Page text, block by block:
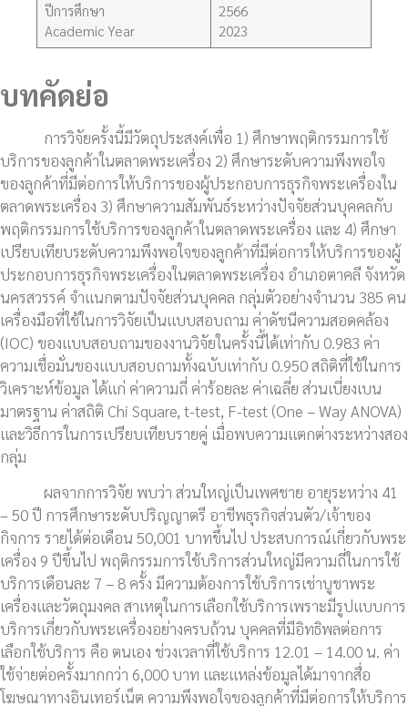
ปีการศึกษา
Academic Year
2566
2023
บทคัดย่อ
การวิจัยครั้งนี้มีวัตถุประสงค์เพื่อ 1) ศึกษาพฤติกรรมการใช้
บริการของลูกค้าในตลาดพระเครื่อง 2) ศึกษาระดับความพึงพอใจ
ของลูกค้าที่มีต่อการให้บริการของผู้ประกอบการธุรกิจพระเครื่องใน
ตลาดพระเครื่อง 3) ศึกษาความสัมพันธ์ระหว่างปัจจัยส่วนบุคคลกับ
พฤติกรรมการใช้บริการของลูกค้าในตลาดพระเครื่อง และ 4) ศึกษา
เปรียบเทียบระดับความพึงพอใจของลูกค้าที่มีต่อการให้บริการของผู้
ประกอบการธุรกิจพระเครื่องในตลาดพระเครื่อง อำเภอตาคลี จังหวัด
นครสวรรค์ จำแนกตามปัจจัยส่วนบุคคล กลุ่มตัวอย่างจำนวน 385 คน
เครื่องมือที่ใช้ในการวิจัยเป็นแบบสอบถาม ค่าดัชนีความสอดคล้อง
(IOC) ของแบบสอบถามของงานวิจัยในครั้งนี้ได้เท่ากับ 0.983 ค่า
ความเชื่อมั่นของแบบสอบถามทั้งฉบับเท่ากับ 0.950 สถิติที่ใช้ในการ
วิเคราะห์ข้อมูล ได้แก่ ค่าความถี่ ค่าร้อยละ ค่าเฉลี่ย ส่วนเบี่ยงเบน
มาตรฐาน ค่าสถิติ Chi Square, t-test, F-test (One – Way ANOVA)
และวิธีการในการเปรียบเทียบรายคู่ เมื่อพบความแตกต่างระหว่างสอง
กลุ่ม
ผลจากการวิจัย พบว่า ส่วนใหญ่เป็นเพศชาย อายุระหว่าง 41
– 50 ปี การศึกษาระดับปริญญาตรี อาชีพธุรกิจส่วนตัว/เจ้าของ
กิจการ รายได้ต่อเดือน 50,001 บาทขึ้นไป ประสบการณ์เกี่ยวกับพระ
เครื่อง 9 ปีขึ้นไป พฤติกรรมการใช้บริการส่วนใหญ่มีความถี่ในการใช้
บริการเดือนละ 7 – 8 ครั้ง มีความต้องการใช้บริการเช่าบูชาพระ
เครื่องและวัตถุมงคล สาเหตุในการเลือกใช้บริการเพราะมีรูปแบบการ
บริการเกี่ยวกับพระเครื่องอย่างครบถ้วน บุคคลที่มีอิทธิพลต่อการ
เลือกใช้บริการ คือ ตนเอง ช่วงเวลาที่ใช้บริการ 12.01 – 14.00 น. ค่า
ใช้จ่ายต่อครั้งมากกว่า 6,000 บาท และแหล่งข้อมูลได้มาจากสื่อ
โฆษณาทางอินเทอร์เน็ต ความพึงพอใจของลูกค้าที่มีต่อการให้บริการ